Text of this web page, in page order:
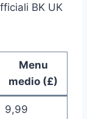
BK UK
Menu
medio (£)
9,99